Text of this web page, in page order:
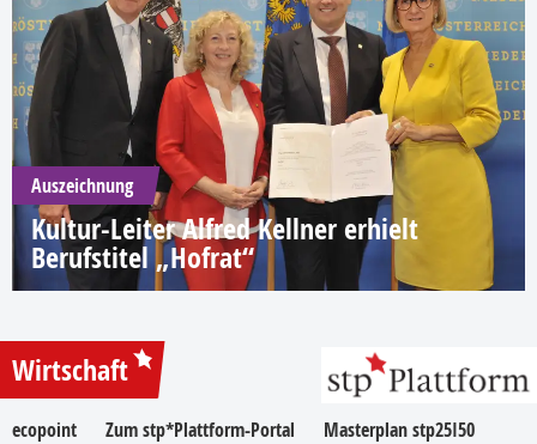
Auszeichnung
Kultur-Leiter Alfred Kellner erhielt
Berufstitel „Hofrat“
Wirtschaft
ecopoint Zum stp*Plattform-Portal Masterplan stp25I50